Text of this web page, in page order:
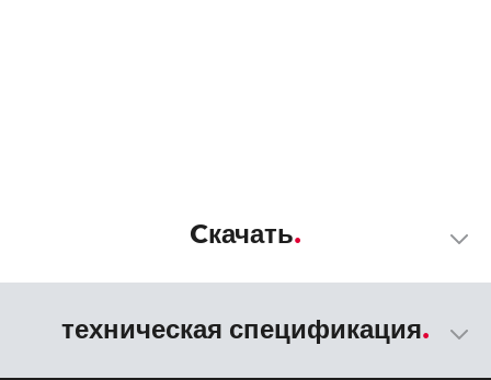
Cкачать
техническая спецификация